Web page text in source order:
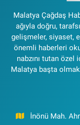
Malatya Çağdaş
ağıyla doğru,
gelişmeler, siyaset,
önemli haberleri
nabzını tutan
Malatya başta
İnönü Mah.